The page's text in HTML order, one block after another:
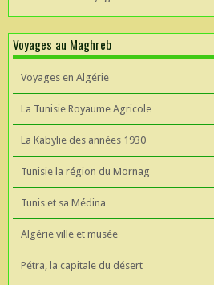
Voyages au Maghreb
Voyages en Algérie
La Tunisie Royaume Agricole
La Kabylie des années 1930
Tunisie la région du Mornag
Tunis et sa Médina
Algérie ville et musée
Pétra, la capitale du désert